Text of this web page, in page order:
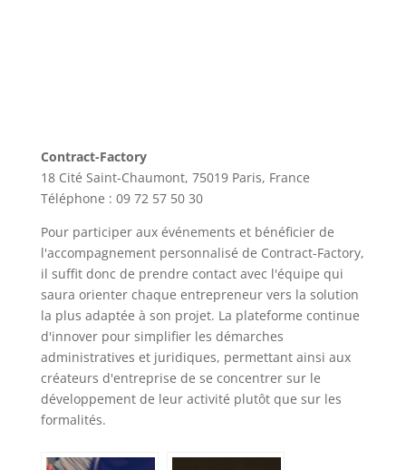
Contract-Factory
18 Cité Saint-Chaumont, 75019 Paris, France
Téléphone : 09 72 57 50 30
Pour participer aux événements et bénéficier de
l'accompagnement personnalisé de Contract-Factory,
il suffit donc de prendre contact avec l'équipe qui
saura orienter chaque entrepreneur vers la solution
la plus adaptée à son projet. La plateforme continue
d'innover pour simplifier les démarches
administratives et juridiques, permettant ainsi aux
créateurs d'entreprise de se concentrer sur le
développement de leur activité plutôt que sur les
formalités.